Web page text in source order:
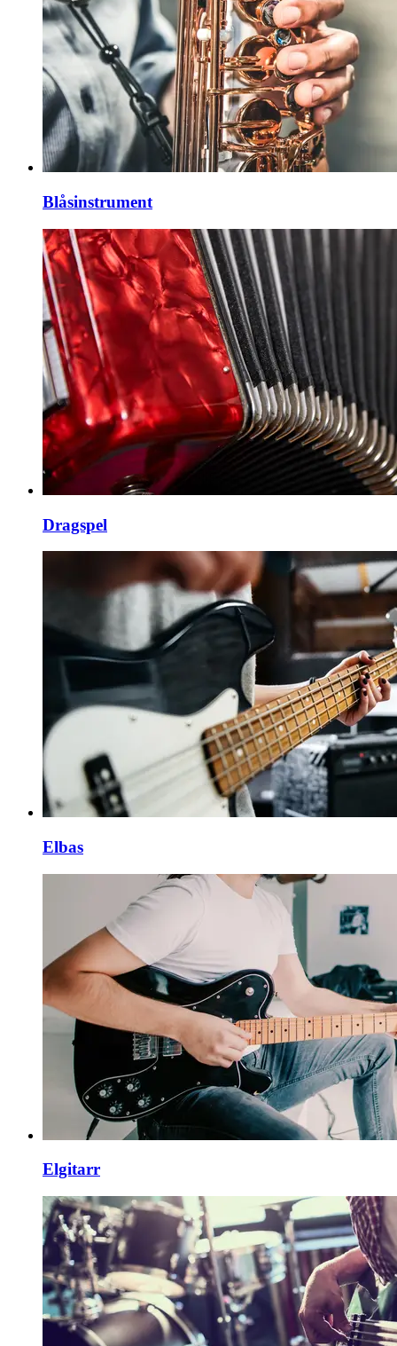
Blåsinstrument
Dragspel
Elbas
Elgitarr